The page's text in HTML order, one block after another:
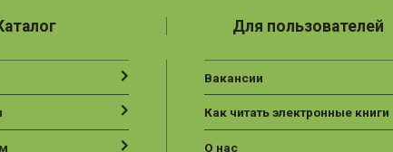
Для пользователей
Вакансии
Как читать электронные книги
О нас